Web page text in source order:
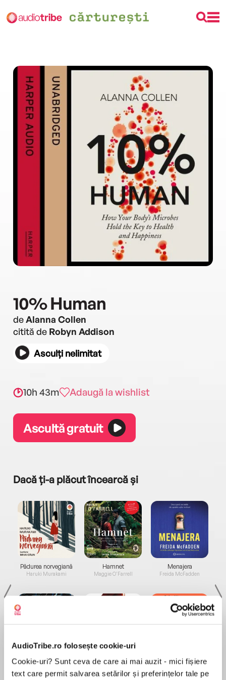
AudioTribe.ro folosește cookie-uri
Cookie-uri? Sunt ceva de care ai mai auzit - mici fișiere
text care permit salvarea setărilor și preferințelor tale pe
10% Human
deAlanna Collen
citită de Robyn Addison
Asculți nelimitat
10h 43m Adaugă la wishlist
Ascultă gratuit
Dacă ți-a plăcut încearcă și
Pădurea norvegiană
Haruki Murakami
Elita de Argint (Elita
de...
Hamnet
Maggie O'Farrell
Diavolul se îmbracă de
la...
Menajera
Freida McFadden
Migdală
Sohn Won-pyung